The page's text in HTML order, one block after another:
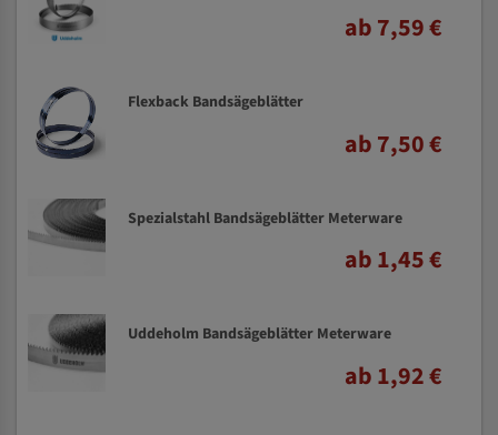
ab 7,59 €
Flexback Bandsägeblätter
ab 7,50 €
Spezialstahl Bandsägeblätter Meterware
ab 1,45 €
Uddeholm Bandsägeblätter Meterware
ab 1,92 €